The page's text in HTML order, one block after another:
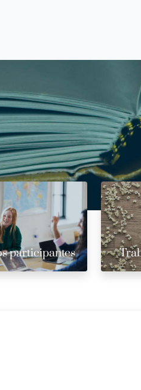
participantes